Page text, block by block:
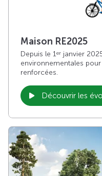
Maison RE2025
Depuis le 1er janvier
environnementales
renforcées.
Découvrir les